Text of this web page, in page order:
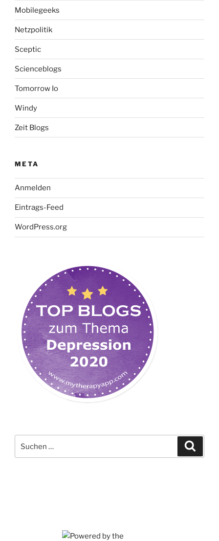
Mobilegeeks
Netzpolitik
Sceptic
Scienceblogs
Tomorrow Io
Windy
Zeit Blogs
META
Anmelden
Eintrags-Feed
WordPress.org
nach: